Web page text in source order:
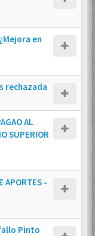
en
rechazada
AL
SUPERIOR
APORTES -
Pinto